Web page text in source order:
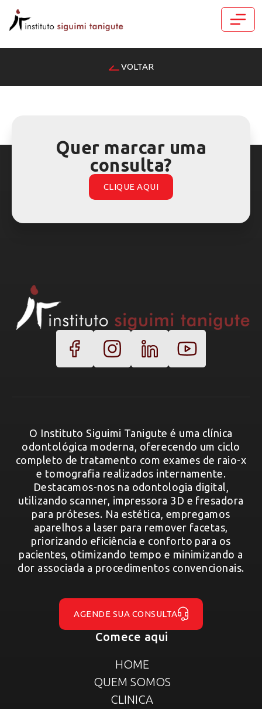
VOLTAR
Quer marcar uma
consulta?
CLIQUE AQUI
O Instituto Siguimi Tanigute é uma clínica
odontológica moderna, oferecendo um ciclo
completo de tratamento com exames de raio-x
e tomografia realizados internamente.
Destacamos-nos na odontologia digital,
utilizando scanner, impressora 3D e fresadora
para próteses. Na estética, empregamos
aparelhos a laser para remover facetas,
priorizando eficiência e conforto para os
pacientes, otimizando tempo e minimizando a
dor associada a procedimentos convencionais.
AGENDE SUA CONSULTA
Comece aqui
HOME
QUEM SOMOS
CLINICA